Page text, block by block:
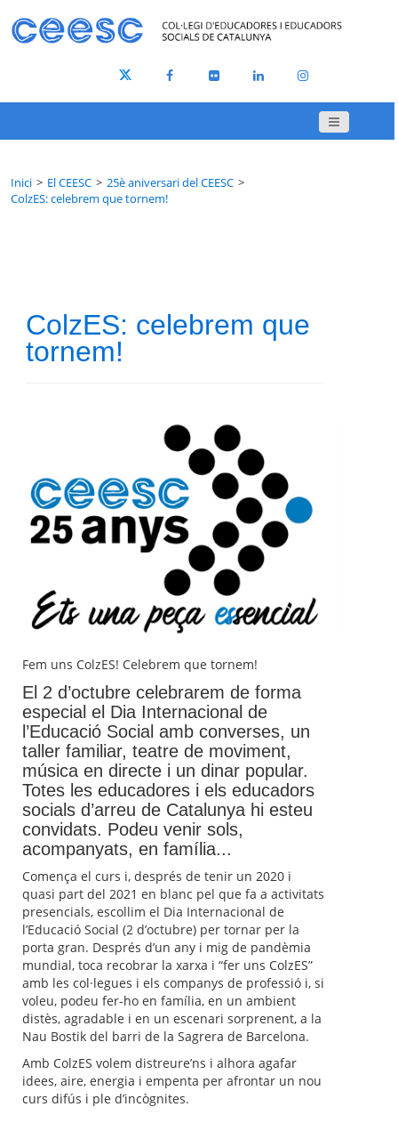
Inici El CEESC
25è aniversari del CEESC
ColzES: celebrem que tornem!
ColzES: celebrem que
tornem!
Fem uns ColzES! Celebrem que tornem!
El 2 d’octubre celebrarem de forma
especial el Dia Internacional de
l’Educació Social amb converses, un
taller familiar, teatre de moviment,
música en directe i un dinar popular.
Totes les educadores i els educadors
socials d’arreu de Catalunya hi esteu
convidats. Podeu venir sols,
acompanyats, en família...
Comença el curs i, després de tenir un 2020 i
quasi part del 2021 en blanc pel que fa a activitats
presencials, escollim el Dia Internacional de
l’Educació Social (2 d’octubre) per tornar per la
porta gran. Després d’un any i mig de pandèmia
mundial, toca recobrar la xarxa i “fer uns ColzES”
amb les col·legues i els companys de professió i, si
voleu, podeu fer-ho en família, en un ambient
distès, agradable i en un escenari sorprenent, a la
Nau Bostik del barri de la Sagrera de Barcelona.
Amb ColzES volem distreure’ns i alhora agafar
idees, aire, energia i empenta per afrontar un nou
curs difús i ple d’incògnites.